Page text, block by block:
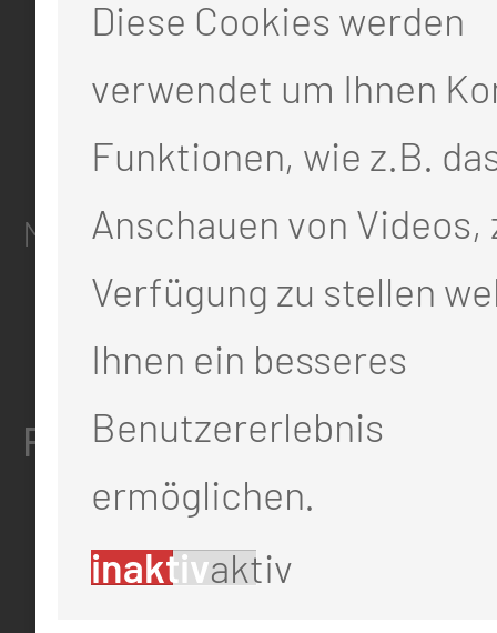
info@mul-ct.de
mul-ct.de
ADRESSE
Medizinische Universität
Thiemstr. 111
03048 Cottbus
RECHTLICHES
Datenschutz
Diese Cookies werden
verwendet um Ihnen
Funktionen, wie z.B.
Anschauen von Videos,
Verfügung zu stellen
Ihnen ein besseres
Benutzererlebnis
ermöglichen.
inaktivaktiv